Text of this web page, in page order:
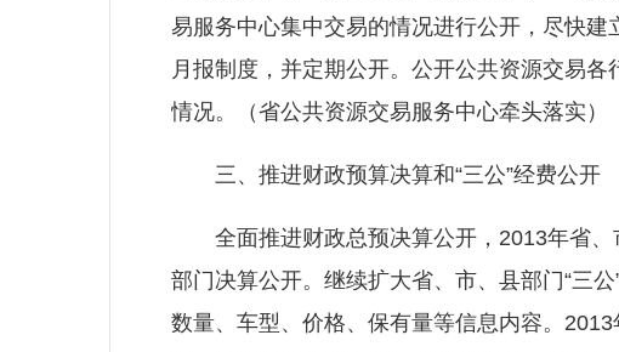
易服务中心集中交易的情况进行公开，尽快
月报制度，并定期公开。公开公共资源交易
情况。（省公共资源交易服务中心牵头落实）
三、推进财政预算决算和“三公”经费公开
全面推进财政总预决算公开，2013年省、
部门决算公开。继续扩大省、市、县部门“三
数量、车型、价格、保有量等信息内容。